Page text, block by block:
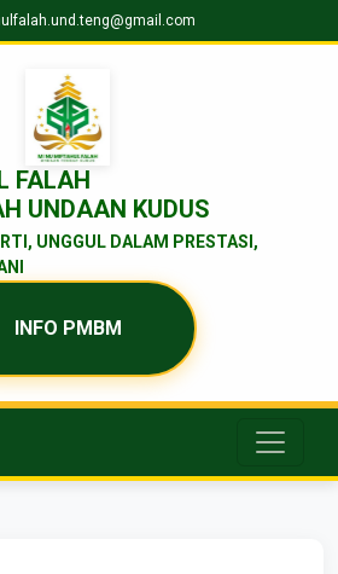
FALAH
UNDAAN KUDUS
UNGGUL DALAM PRESTASI,
INFO PMBM